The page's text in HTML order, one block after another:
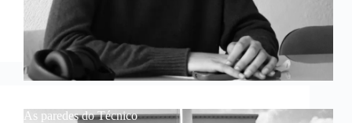
As paredes do Técnico